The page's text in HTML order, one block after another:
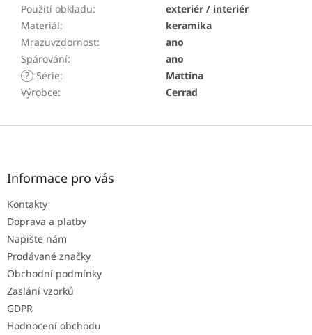
Použití obkladu:
exteriér / interiér
Materiál:
keramika
Mrazuvzdornost:
ano
Spárování:
ano
? Série:
Mattina
Výrobce: Cerrad
Z
Informace pro vás
Kontakty
Doprava a platby
Napište nám
Prodávané značky
Obchodní podmínky
Zaslání vzorků
GDPR
Hodnocení obchodu